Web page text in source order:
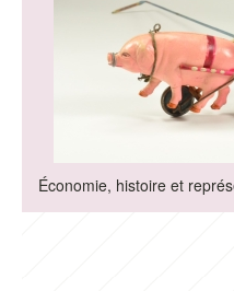
Économie, histoire et